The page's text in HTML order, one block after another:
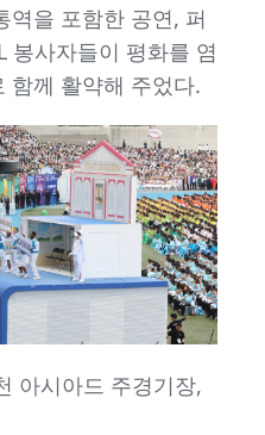
역을 포함한 공연, 퍼
봉사자들이 평화를 염
함께 활약해 주었다.
아시아드 주경기장,